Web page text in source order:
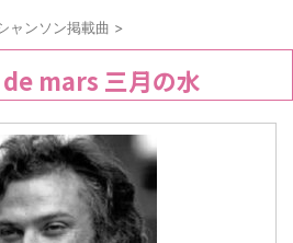
ャンソン掲載曲 >
mars 三月の水